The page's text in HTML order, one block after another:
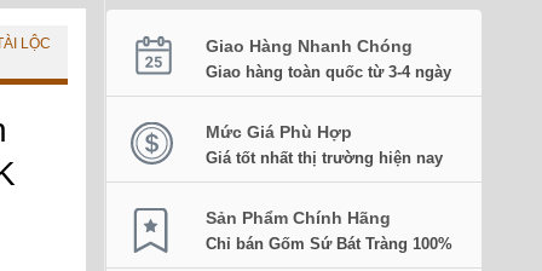
Giao Hàng Nhanh Chóng
Giao hàng toàn quốc từ 3-4 ngày
Mức Giá Phù Hợp
Giá tốt nhất thị trường hiện nay
Sản Phẩm Chính Hãng
Chỉ bán Gốm Sứ Bát Tràng 100%
LỘC